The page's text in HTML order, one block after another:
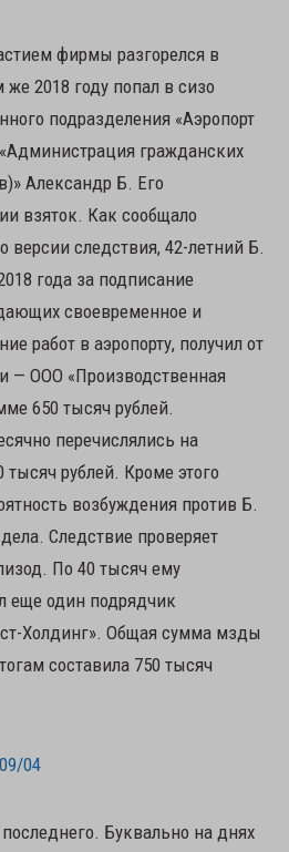
фирмы разгорелся в
2018 году попал в сизо
подразделения «Аэропорт
гражданских
Александр Б. Его
взяток. Как сообщало
версии следствия, 42-летний Б.
года за подписание
своевременное и
работ в аэропорту, получил от
— ООО «Производственная
650 тысяч рублей.
перечислялись на
рублей. Кроме этого
возбуждения против Б.
Следствие проверяет
По 40 тысяч ему
еще один подрядчик
Холдинг». Общая сумма мзды
составила 750 тысяч
04
Буквально на днях